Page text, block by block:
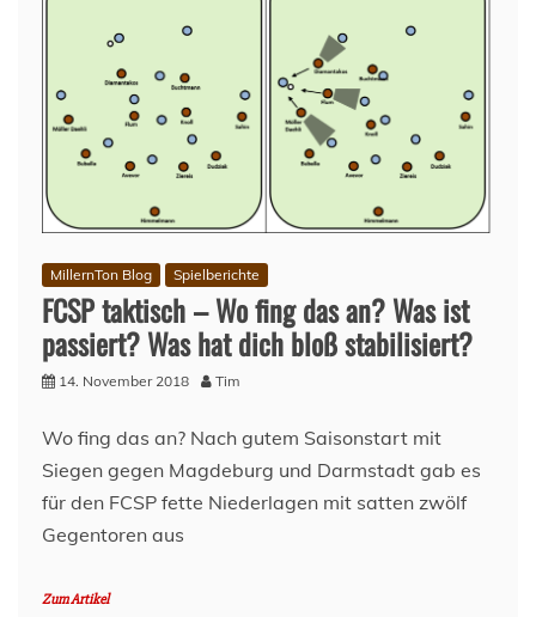
MillernTon Blog Spielberichte
FCSP taktisch – Wo fing das an? Was ist
passiert? Was hat dich bloß stabilisiert?
14. November 2018 Tim
Wo fing das an? Nach gutem Saisonstart mit
Siegen gegen Magdeburg und Darmstadt gab es
für den FCSP fette Niederlagen mit satten zwölf
Gegentoren aus
Zum Artikel